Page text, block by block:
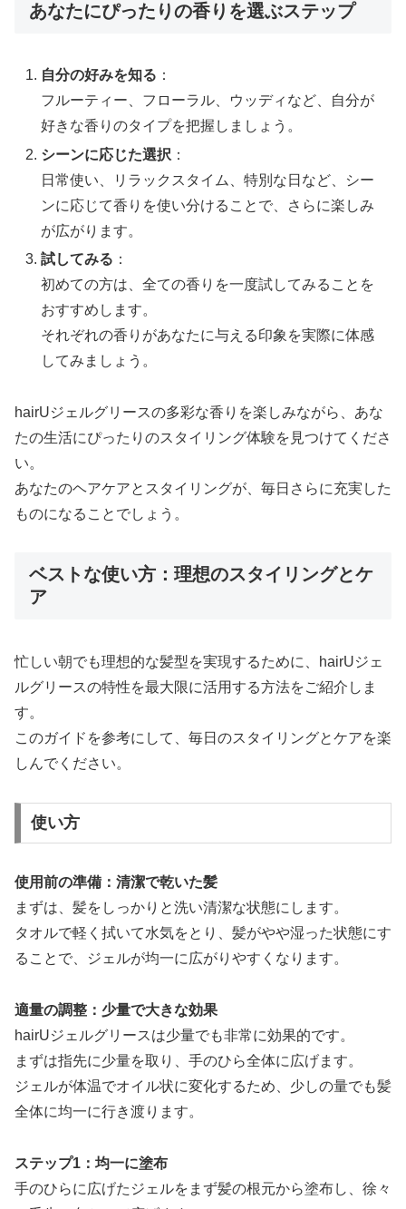
あなたにぴったりの香りを選ぶステップ
自分の好みを知る ：
フルーティー、フローラル、ウッディなど、自分が
好きな香りのタイプを把握しましょう。
シーンに応じた選択 ：
日常使い、リラックスタイム、特別な日など、シー
ンに応じて香りを使い分けることで、さらに楽しみ
が広がります。
試してみる ：
初めての方は、全ての香りを一度試してみることを
おすすめします。
それぞれの香りがあなたに与える印象を実際に体感
してみましょう。
hairUジェルグリースの多彩な香りを楽しみながら、あな
たの生活にぴったりのスタイリング体験を見つけてくださ
い。
あなたのヘアケアとスタイリングが、毎日さらに充実した
ものになることでしょう。
ベストな使い方：理想のスタイリングとケ
ア
忙しい朝でも理想的な髪型を実現するために、hairUジェ
ルグリースの特性を最大限に活用する方法をご紹介しま
す。
このガイドを参考にして、毎日のスタイリングとケアを楽
しんでください。
使い方
使用前の準備：清潔で乾いた髪
まずは、髪をしっかりと洗い清潔な状態にします。
タオルで軽く拭いて水気をとり、髪がやや湿った状態にす
ることで、ジェルが均一に広がりやすくなります。
適量の調整：少量で大きな効果
hairUジェルグリースは少量でも非常に効果的です。
まずは指先に少量を取り、手のひら全体に広げます。
ジェルが体温でオイル状に変化するため、少しの量でも髪
全体に均一に行き渡ります。
ステップ1：均一に塗布
手のひらに広げたジェルをまず髪の根元から塗布し、徐々